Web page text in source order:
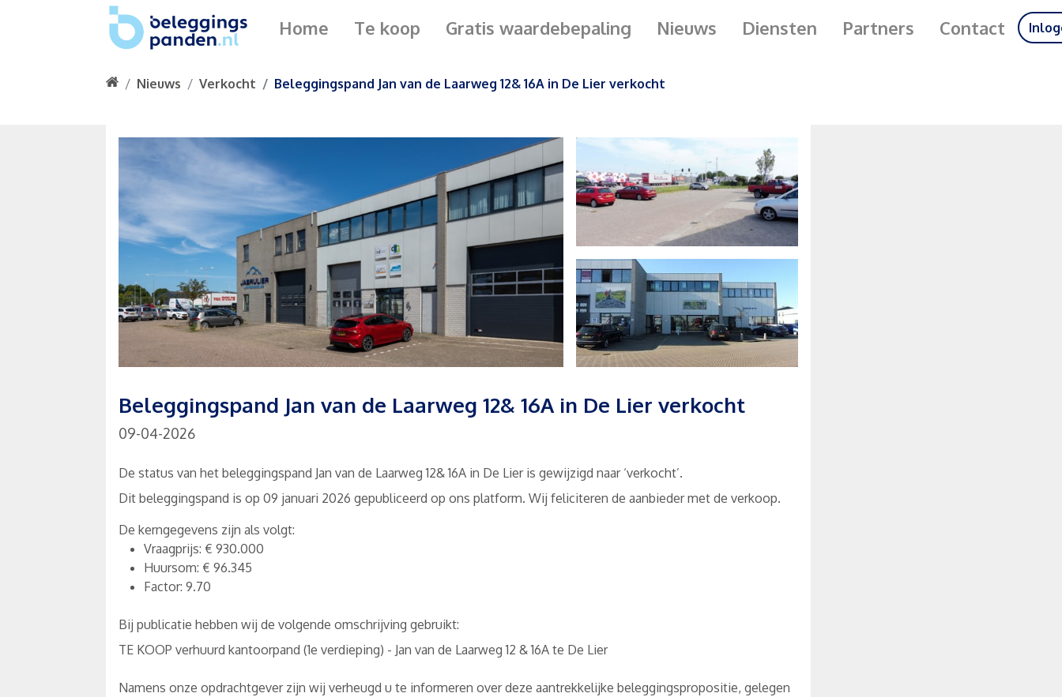
Home Te koop Gratis waardebepaling Nieuws Diensten Partners Contact
Nieuws Verkocht Beleggingspand Jan van de Laarweg 12& 16A in De Lier verkocht
Beleggingspand Jan van de Laarweg 12& 16A in De Lier verkocht
09-04-2026
De status van het beleggingspand Jan van de Laarweg 12& 16A in De Lier is gewijzigd naar ‘verkocht’.
Dit beleggingspand is op 09 januari 2026 gepubliceerd op ons platform. Wij feliciteren de aanbieder met de verkoop.
De kerngegevens zijn als volgt:
Vraagprijs: € 930.000
Huursom: € 96.345
Factor: 9.70
Bij publicatie hebben wij de volgende omschrijving gebruikt:
TE KOOP verhuurd kantoorpand (1e verdieping) - Jan van de Laarweg 12 & 16A te De Lier
Namens onze opdrachtgever zijn wij verheugd u te informeren over deze aantrekkelijke beleggingspropositie, gelegen